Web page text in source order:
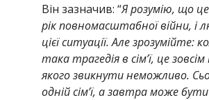
Він зазначив: “Я розумію, що
рік повномасштабної війни, і
цієї ситуації. Але зрозумійте:
така трагедія в сім’ї, це
якого звикнути неможливо.
одній сім’ї, а завтра може